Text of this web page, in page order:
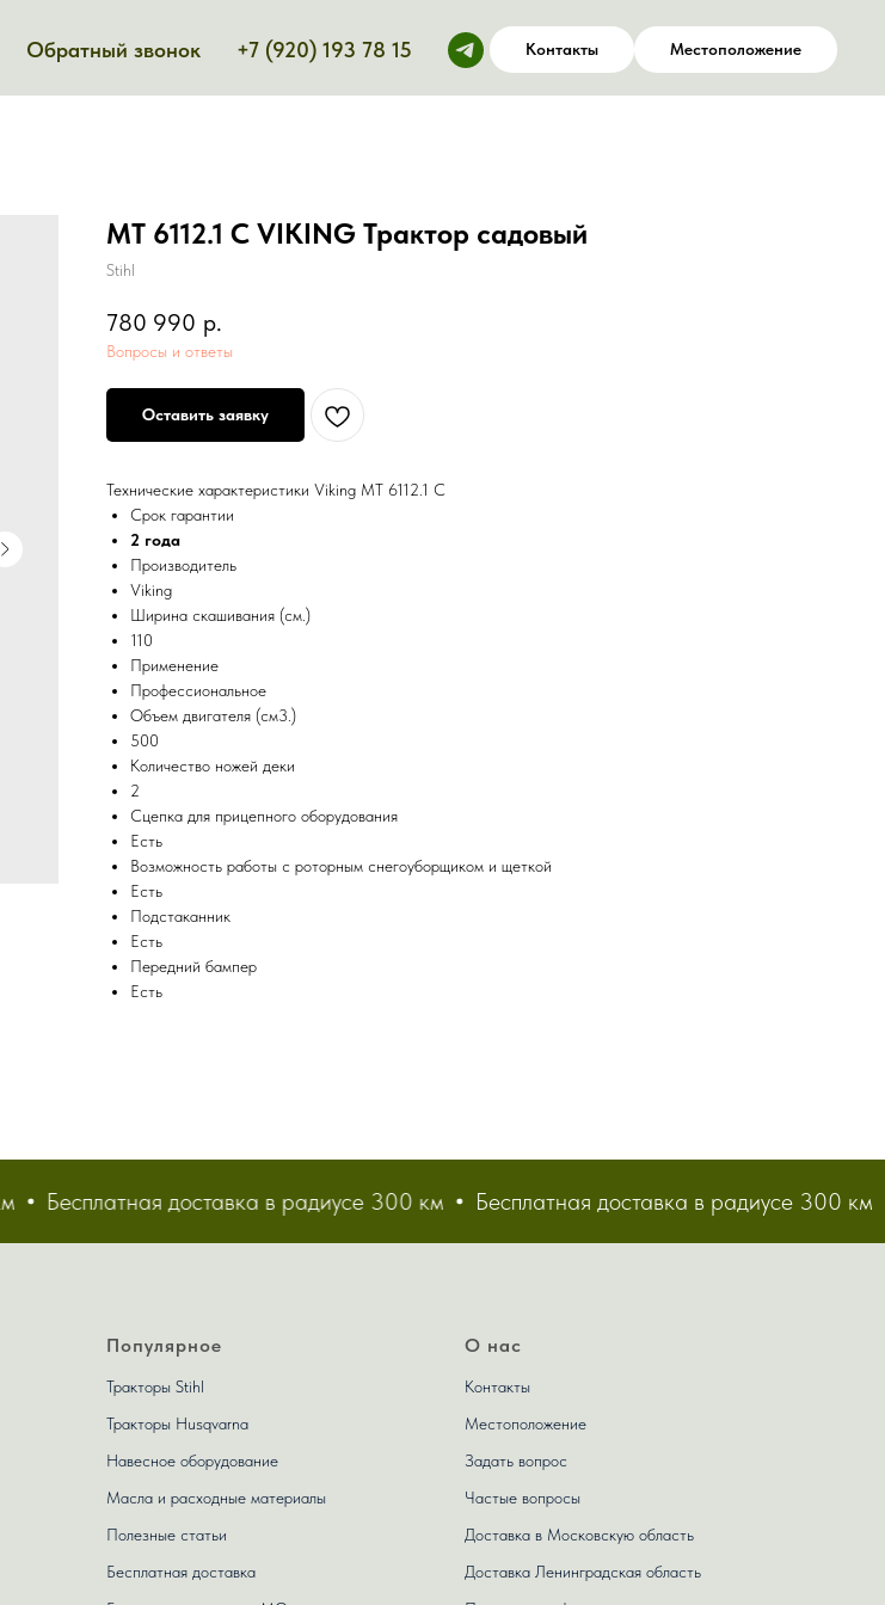
Обратный звонок +7 (920) 193 78 15 Контакты Местоположение
МТ 6112.1 С VIKING Трактор садовый
Stihl
780 990 р.
Вопросы и ответы
Оставить заявку
Технические характеристики Viking MT 6112.1 C
Срок гарантии
2 года
Производитель
Viking
Ширина скашивания (см.)
110
Применение
Профессиональное
Объем двигателя (см3.)
500
Количество ножей деки
2
Сцепка для прицепного оборудования
Есть
Возможность работы с роторным снегоуборщиком и щеткой
Есть
Подстаканник
Есть
Передний бампер
Есть
Бесплатная доставка в радиусе 300 км Бесплатная доставка в радиусе 300 км
Популярное
Тракторы Stihl
Тракторы Husqvarna
Навесное оборудование
Масла и расходные материалы
Полезные статьи
Бесплатная доставка
О нас
Контакты
Местоположение
Задать вопрос
Частые вопросы
Доставка в Московскую область
Доставка Ленинградская область